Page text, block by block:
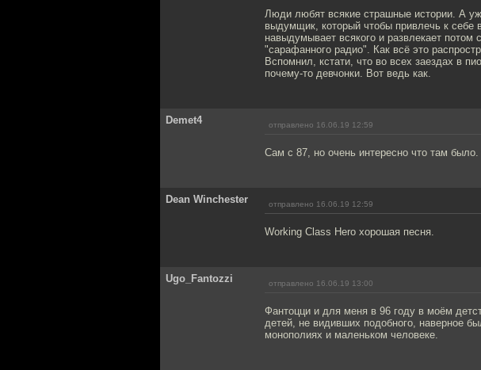
Люди любят всякие страшные истории. А
выдумщик, который чтобы привлечь к себе
навыдумывает всякого и развлекает
"сарафанного радио". Как всё это
Вспомнил, кстати, что во всех заездах в
почему-то девчонки. Вот ведь как.
Demet4 отправлено 16.06.19 12:59
Сам с 87, но очень интересно что там
Dean Winchester отправлено 16.06.19 12:59
Working Class Hero хорошая песня.
Ugo_Fantozzi отправлено 16.06.19 13:00
Фантоцци и для меня в 96 году в моём
детей, не видивших подобного, наверное
монополиях и маленьком человеке.